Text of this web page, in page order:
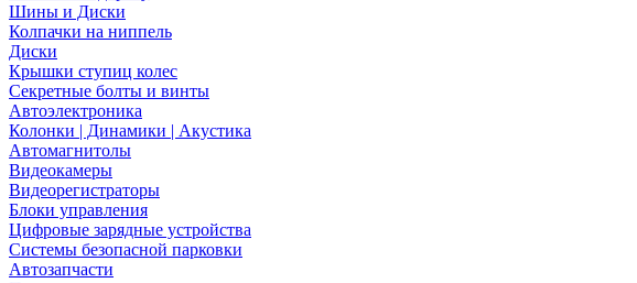
Шины и Диски
Колпачки на ниппель
Диски
Крышки ступиц колес
Секретные болты и винты
Автоэлектроника
Колонки | Динамики | Акустика
Автомагнитолы
Видеокамеры
Видеорегистраторы
Блоки управления
Цифровые зарядные устройства
Системы безопасной парковки
Автозапчасти